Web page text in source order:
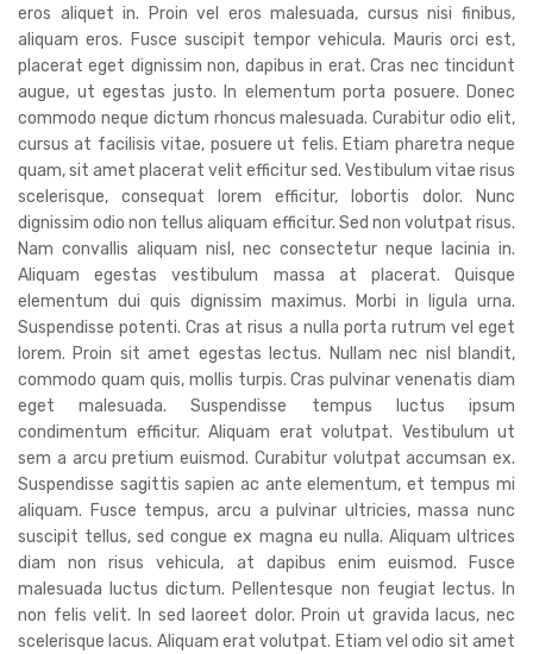
eros aliquet in. Proin vel eros malesuada, cursus nisi finibus,
aliquam eros. Fusce suscipit tempor vehicula. Mauris orci est,
placerat eget dignissim non, dapibus in erat. Cras nec tincidunt
augue, ut egestas justo. In elementum porta posuere. Donec
commodo neque dictum rhoncus malesuada. Curabitur odio elit,
cursus at facilisis vitae, posuere ut felis. Etiam pharetra neque
quam, sit amet placerat velit efficitur sed. Vestibulum vitae risus
scelerisque, consequat lorem efficitur, lobortis dolor. Nunc
dignissim odio non tellus aliquam efficitur. Sed non volutpat risus.
Nam convallis aliquam nisl, nec consectetur neque lacinia in.
Aliquam egestas vestibulum massa at placerat. Quisque
elementum dui quis dignissim maximus. Morbi in ligula urna.
Suspendisse potenti. Cras at risus a nulla porta rutrum vel eget
lorem. Proin sit amet egestas lectus. Nullam nec nisl blandit,
commodo quam quis, mollis turpis. Cras pulvinar venenatis diam
eget malesuada. Suspendisse tempus luctus ipsum
condimentum efficitur. Aliquam erat volutpat. Vestibulum ut
sem a arcu pretium euismod. Curabitur volutpat accumsan ex.
Suspendisse sagittis sapien ac ante elementum, et tempus mi
aliquam. Fusce tempus, arcu a pulvinar ultricies, massa nunc
suscipit tellus, sed congue ex magna eu nulla. Aliquam ultrices
diam non risus vehicula, at dapibus enim euismod. Fusce
malesuada luctus dictum. Pellentesque non feugiat lectus. In
non felis velit. In sed laoreet dolor. Proin ut gravida lacus, nec
scelerisque lacus. Aliquam erat volutpat. Etiam vel odio sit amet